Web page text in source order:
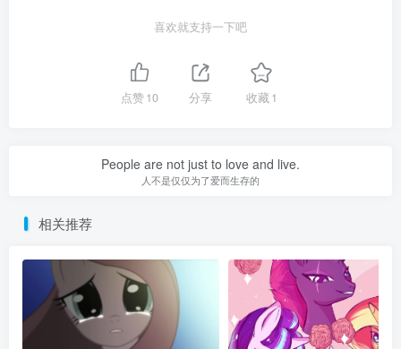
喜欢就支持一下吧
点赞10 分享 收藏1
People are not just to love and live.
人不是仅仅为了爱而生存的
相关推荐